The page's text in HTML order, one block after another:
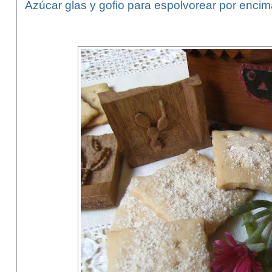
Azúcar glas y gofio para espolvorear por